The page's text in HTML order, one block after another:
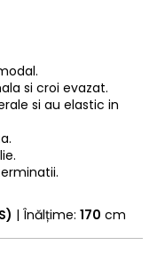
si croi evazat.
si au elastic in
| Înălțime: 170 cm